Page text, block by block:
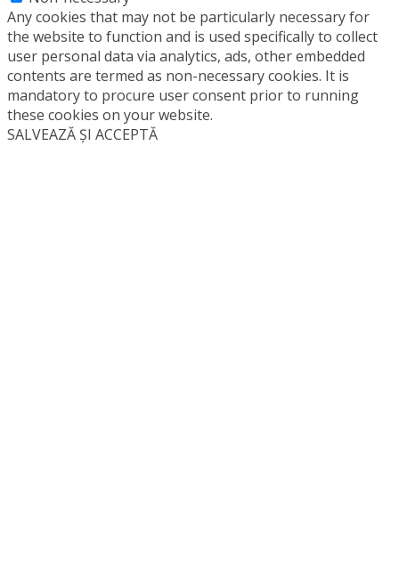
Any cookies that may not be particularly necessary for
the website to function and is used specifically to collect
user personal data via analytics, ads, other embedded
contents are termed as non-necessary cookies. It is
mandatory to procure user consent prior to running
these cookies on your website.
SALVEAZĂ ȘI ACCEPTĂ